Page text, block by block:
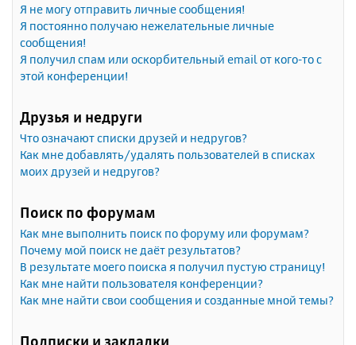
Я не могу отправить личные сообщения!
Я постоянно получаю нежелательные личные
сообщения!
Я получил спам или оскорбительный email от кого-то с
этой конференции!
Друзья и недруги
Что означают списки друзей и недругов?
Как мне добавлять/удалять пользователей в списках
моих друзей и недругов?
Поиск по форумам
Как мне выполнить поиск по форуму или форумам?
Почему мой поиск не даёт результатов?
В результате моего поиска я получил пустую страницу!
Как мне найти пользователя конференции?
Как мне найти свои сообщения и созданные мной темы?
Подписки и закладки